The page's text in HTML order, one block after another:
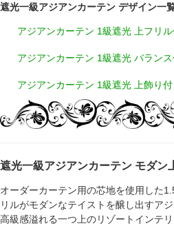
遮光一級アジアンカーテン デザイン一
アジアンカーテン 1級遮光 上フリ
アジアンカーテン 1級遮光 バラン
アジアンカーテン 1級遮光 上飾り
遮光一級アジアンカーテン モダン
オーダーカーテン用の芯地を使用した
リルがモダンなテイストを醸し出すア
高級感溢れる一つ上のリゾートインテリ